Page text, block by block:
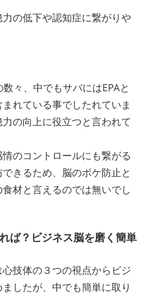
の低下や認知症に繋がりや
々、中でもサバにはEPAと
れている事でしたれていま
の向上に役立つと言われて
のコントロールにも繋がる
きるため、脳のボケ防止と
材と言えるのでは無いでし
ば？ビジネス脳を磨く簡単
技体の３つの視点からビジ
したが、中でも簡単に取り